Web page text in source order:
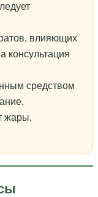
влияющих
консультация
средством
жары,